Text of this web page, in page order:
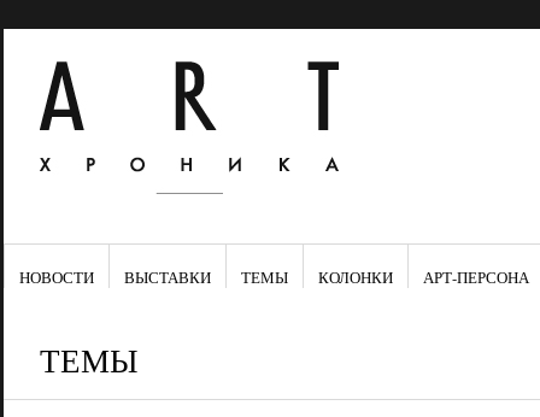
НОВОСТИ ВЫСТАВКИ ТЕМЫ КОЛОНКИ АРТ-ПЕРСОНА
ТЕМЫ